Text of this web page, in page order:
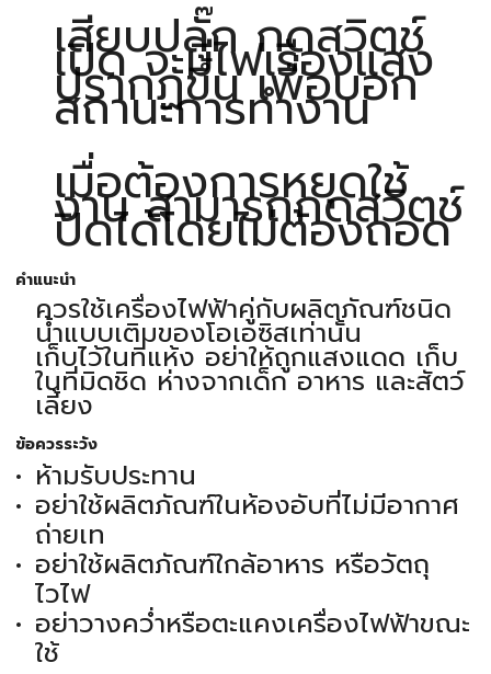
เสียบปลั๊ก กดสวิตช์
เปิด จะมีไฟเรืองแสง
ปรากฏขึ้น เพื่อบอก
สถานะการทำงาน
เมื่อต้องการหยุดใช้
งาน สามารถกดสวิตช์
ปิดได้โดยไม่ต้องถอด
คำแนะนำ
ควรใช้เครื่องไฟฟ้าคู่กับผลิตภัณฑ์ชนิด
น้ำแบบเติมของโอเอซิสเท่านั้น
เก็บไว้ในที่แห้ง อย่าให้ถูกแสงแดด เก็บ
ในที่มิดชิด ห่างจากเด็ก อาหาร และสัตว์
เลี้ยง
ข้อควรระวัง
ห้ามรับประทาน
อย่าใช้ผลิตภัณฑ์ในห้องอับที่ไม่มีอากาศ
ถ่ายเท
อย่าใช้ผลิตภัณฑ์ใกล้อาหาร หรือวัตถุ
ไวไฟ
อย่าวางคว่ำหรือตะแคงเครื่องไฟฟ้าขณะ
ใช้